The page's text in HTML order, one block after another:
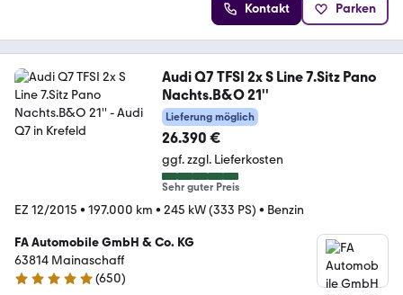
Kontakt Parken
Audi Q7 TFSI 2x S Line 7.Sitz Pano
Nachts.B&O 21''
Lieferung möglich
26.390 €
ggf. zzgl. Lieferkosten
Sehr guter Preis
EZ 12/2015 • 197.000 km • 245 kW (333 PS) • Benzin
FA Automobile GmbH & Co. KG
63814 Mainaschaff
4.8 Sterne
(650)